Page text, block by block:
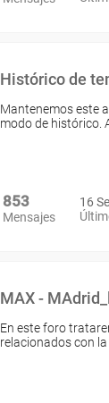
Histórico de
Mantenemos este
modo de histórico.
853
Mensajes
16
MAX -
En este foro
relacionados con la